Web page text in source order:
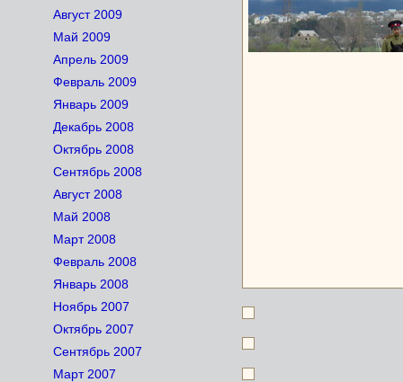
Август 2009
Май 2009
Апрель 2009
Февраль 2009
Январь 2009
Декабрь 2008
Октябрь 2008
Сентябрь 2008
Август 2008
Май 2008
Март 2008
Февраль 2008
Январь 2008
Ноябрь 2007
Октябрь 2007
Сентябрь 2007
Март 2007